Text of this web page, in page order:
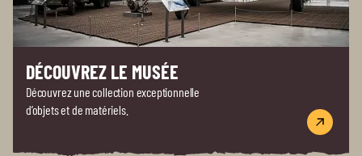
DÉCOUVREZ LE MUSÉE
Découvrez une collection exceptionnelle
d’objets et de matériels.